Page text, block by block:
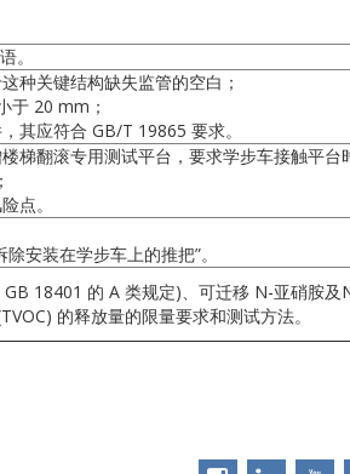
。
种关键结构缺失监管的空白；
于 20 mm；
其应符合 GB/T 19865 要求。
梯翻滚专用测试平台，要求学步车接触平台
点。
安装在学步车上的推把”。
18401 的 A 类规定)、可迁移 N-亚硝胺
的释放量的限量要求和测试方法。